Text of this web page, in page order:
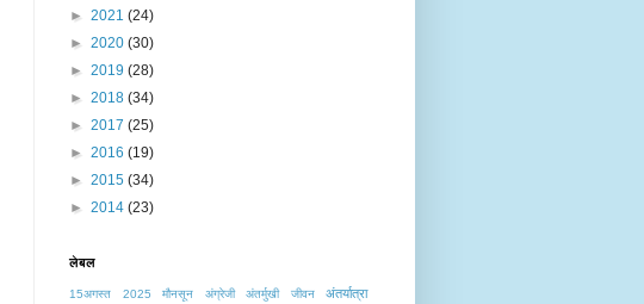
► 2021 (24)
► 2020 (30)
► 2019 (28)
► 2018 (34)
► 2017 (25)
► 2016 (19)
► 2015 (34)
► 2014 (23)
लेबल
15अगस्त 2025 मौनसून अंग्रेजी अंतर्मुखी जीवन अंतर्यात्रा